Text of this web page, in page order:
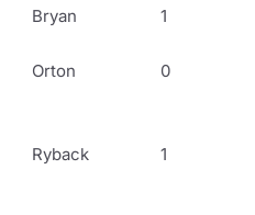
Bryan 1
Orton 0
Ryback 1